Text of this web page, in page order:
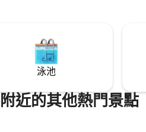
台 ★專業清潔
泳池
近的其他熱門景點